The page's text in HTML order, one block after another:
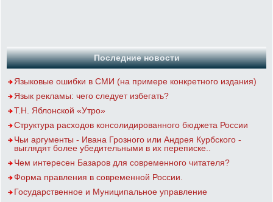
Последние новости
Языковые ошибки в СМИ (на примере конкретного издания)
Язык рекламы: чего следует избегать?
Т.Н. Яблонской «Утро»
Структура расходов консолидированного бюджета России
Чьи аргументы - Ивана Грозного или Андрея Курбского -
выглядят более убедительными в их переписке..
Чем интересен Базаров для современного читателя?
Форма правления в современной России.
Государственное и Муниципальное управление